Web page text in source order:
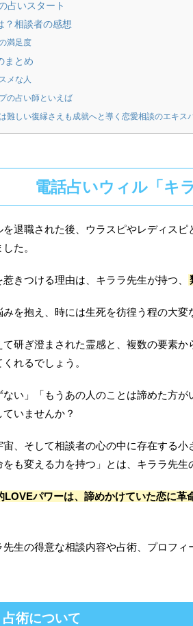
占いスタート
？相談者の感想
満足度
まとめ
メな人
の占い師といえば
難しい復縁さえも成就へと導く恋愛相談のエキス
電話占いウィル「キ
を退職された後、ウラスピやレディス
た。
きつける理由は、キララ先生が持つ、
を抱え、時には生死を彷徨う程の大変
研ぎ澄まされた霊感と、複数の要素
れるでしょう。
ない」「もうあの人のことは諦めた方
いませんか？
宙、そして相談者の心の中に存在する
も変える力を持つ」とは、キララ先生
LOVEパワーは、諦めかけていた恋に
生の得意な相談内容や占術、プロフィ
術について